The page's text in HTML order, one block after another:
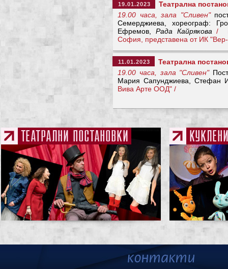
19.01.2023
Театрална
19.00 часа, зала "Сливен"
Семерджиева, хореограф:
Ефремов,Рада Кайрякова /
София, представена от ИК
11.01.2023
Театрална
19.00 часа, зала "Сливен"
Мария Сапунджиева, Стефан
Вива Арте ООД" /